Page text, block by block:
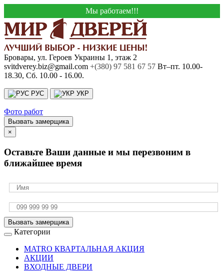
Мы работаем!!!
Бровары, ул. Героев Украины 1, этаж 2
svitdverey.biz@gmail.com +(380) 97 581 67 57 Вт–пт. 10.00-
18.30, Сб. 10.00 - 16.00.
РУС УКР
Фото работ
Вызвать замерщика
×
Оставьте Ваши данные и мы перезвоним в
ближайшее время
Вызвать замерщика
Категории
MATRO КВАРТАЛЬНАЯ АКЦИЯ
АКЦИИ
ВХОДНЫЕ ДВЕРИ